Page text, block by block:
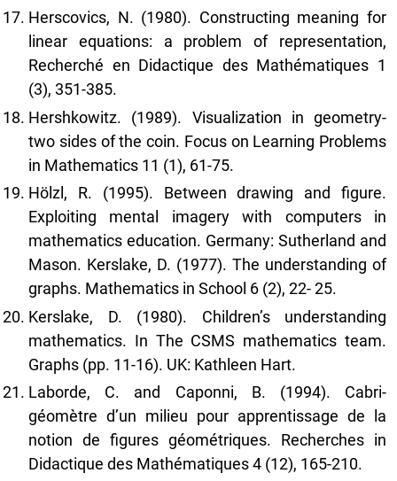
Herscovics, N. (1980). Constructing meaning for
linear equations: a problem of representation,
Recherché en Didactique des Mathématiques 1
(3), 351-385.
Hershkowitz. (1989). Visualization in geometry-
two sides of the coin. Focus on Learning Problems
in Mathematics 11 (1), 61-75.
Hölzl, R. (1995). Between drawing and figure.
Exploiting mental imagery with computers in
mathematics education. Germany: Sutherland and
Mason. Kerslake, D. (1977). The understanding of
graphs. Mathematics in School 6 (2), 22- 25.
Kerslake, D. (1980). Children’s understanding
mathematics. In The CSMS mathematics team.
Graphs (pp. 11-16). UK: Kathleen Hart.
Laborde, C. and Caponni, B. (1994). Cabri-
géomètre d’un milieu pour apprentissage de la
notion de figures géométriques. Recherches in
Didactique des Mathématiques 4 (12), 165-210.